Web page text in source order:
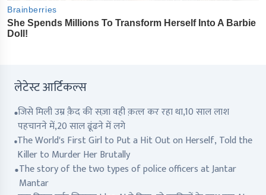
लेटेस्ट आर्टिकल्स
जिसे मिली उम्र क़ैद की सज़ा वही क़त्ल कर रहा था,10 साल लाश
पहचानने में,20 साल ढूंढने में लगे
The World's First Girl to Put a Hit Out on Herself, Told the
Killer to Murder Her Brutally
The story of the two types of police officers at Jantar
Mantar